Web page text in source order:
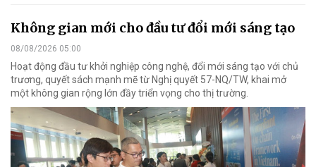
Không gian mới cho đầu tư đổi mới sáng tạo
08/08/2026 05:00
Hoạt động đầu tư khởi nghiệp công nghệ, đổi mới sáng tạo với chủ
trương, quyết sách mạnh mẽ từ Nghị quyết 57-NQ/TW, khai mở
một không gian rộng lớn đầy triển vọng cho thị trường.